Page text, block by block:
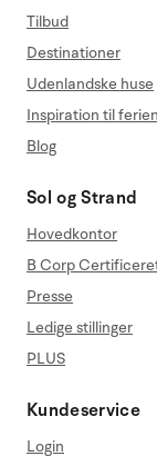
Tilbud
Destinationer
Udenlandske huse
Inspiration til ferien
Blog
Sol og Strand
Hovedkontor
B Corp
Presse
Ledige stillinger
PLUS
Kundeservice
Login